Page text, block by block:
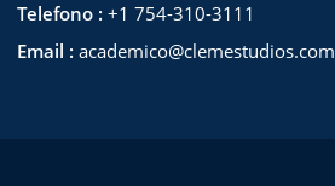
Telefono : +1 754-310-3111
Email : academico@clemestudios.com